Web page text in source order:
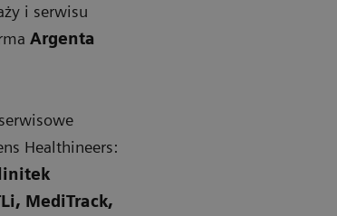
i serwisu
Argenta
Healthineers:
MediTrack,